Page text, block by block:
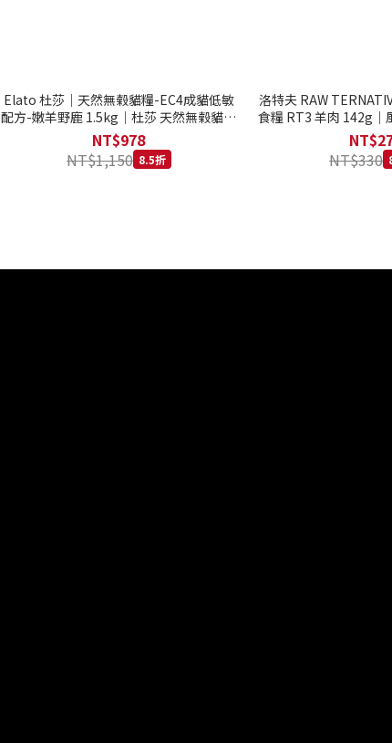
Elato 杜莎｜天然無榖貓糧-EC4成貓低敏
配方-嫩羊野鹿 1.5kg｜杜莎 天然無榖貓糧
系列 貓糧
NT$978
NT$1,150 8.5折
洛特夫 RAW
食糧 RT3 羊肉 142g｜
齡犬 狗
NT$330